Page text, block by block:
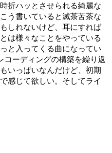
折ハッとさせられる綺麗な
う書いていると滅茶苦茶な
しれないけど、耳にすれば
は様々なことをやっている
と入ってくる曲になってい
コーディングの構築を繰り返
いっぱいなんだけど、初期
感じて欲しい。そしてライ